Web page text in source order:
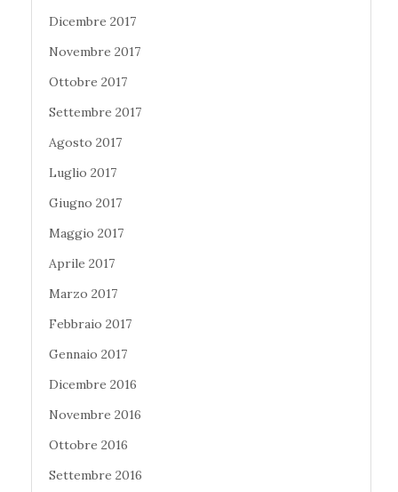
Dicembre 2017
Novembre 2017
Ottobre 2017
Settembre 2017
Agosto 2017
Luglio 2017
Giugno 2017
Maggio 2017
Aprile 2017
Marzo 2017
Febbraio 2017
Gennaio 2017
Dicembre 2016
Novembre 2016
Ottobre 2016
Settembre 2016